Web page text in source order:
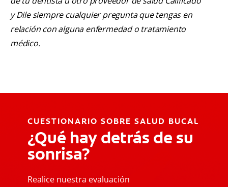
y Dile siempre cualquier pregunta que tengas en
relación con alguna enfermedad o tratamiento
médico.
CUESTIONARIO SOBRE SALUD BUCAL
¿Qué hay detrás de su
sonrisa?
Realice nuestra evaluación